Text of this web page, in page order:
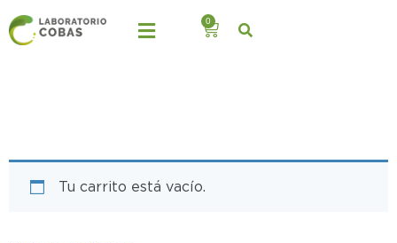
0
Tu carrito está vacío.